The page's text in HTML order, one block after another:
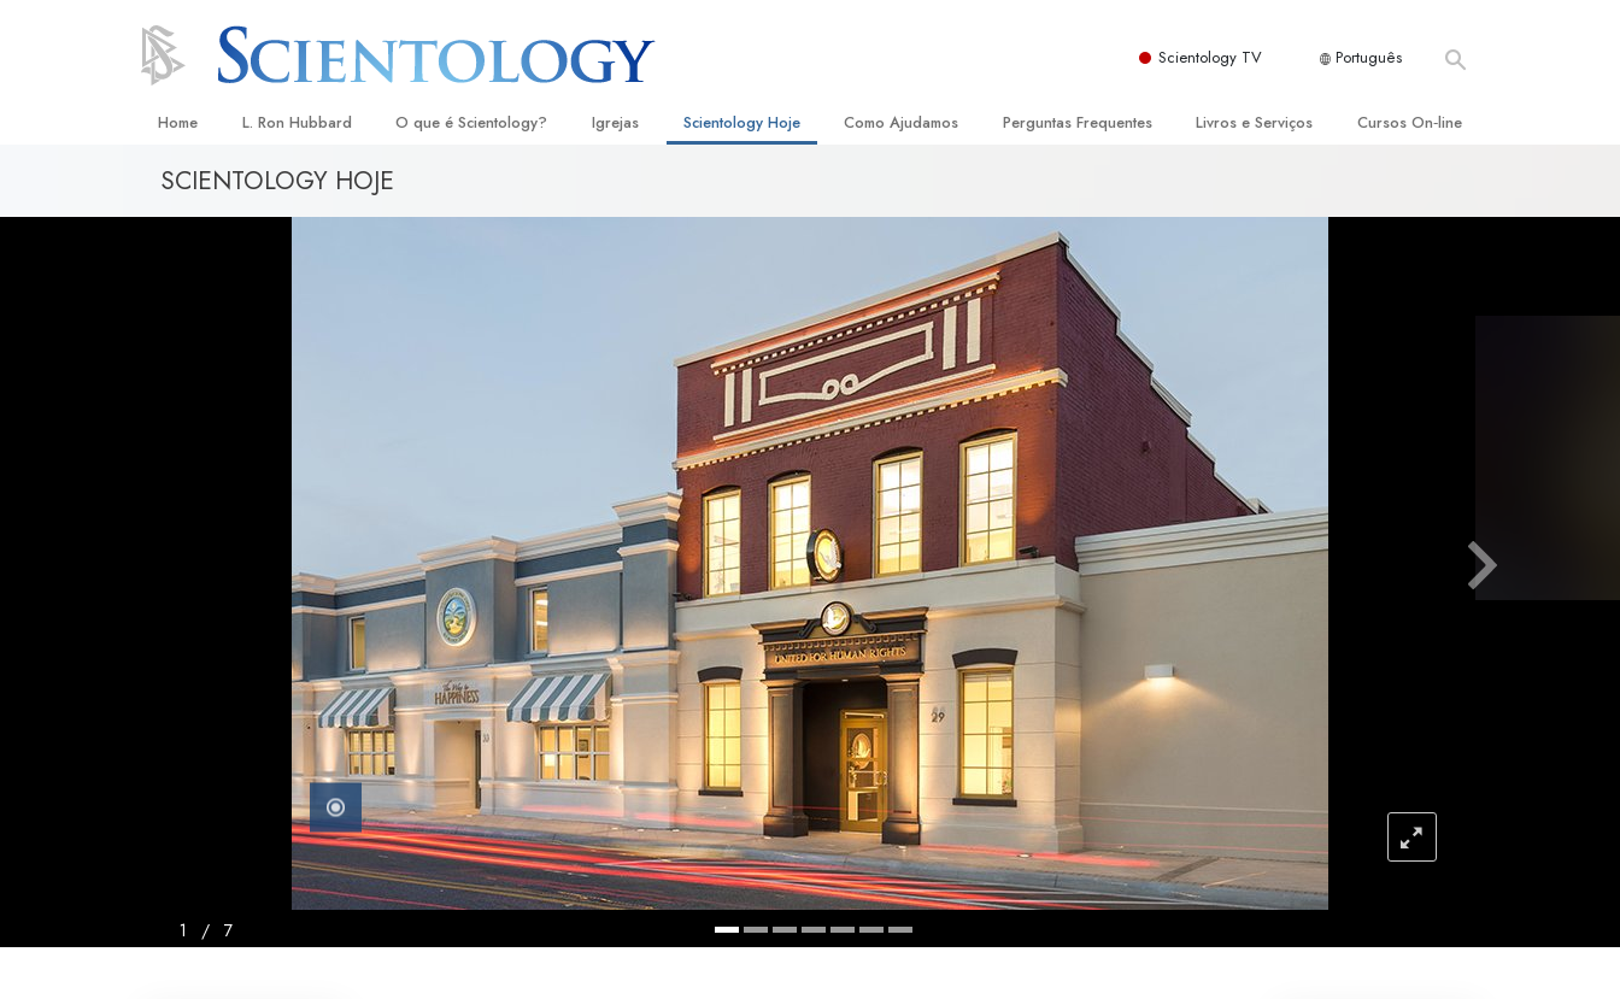
Scientology TV Português
Home L. Ron Hubbard O que é Scientology?
Amor e Ódio –
O que é a Grandeza?
Igrejas
A levar Scientology ao Mundo
Scientology Hoje
David Miscavige — Líder Eclesiástico
Como Ajudamos
Criminon
Narconon
A Verdade sobre as Drogas
Unidos para os Direitos Humanos
Comissão dos Cidadãos para os
Direitos Humanos
Ministros Voluntários de Scientology
Perguntas Frequentes
Dentro duma Igreja
A Organização de Scientology
Livros e Serviços
Audiolivros
Conferências Introdutórias
Filmes Introdutórios
Serviços Introdutórios
Cursos On‑line
Casamento
A Escala de Tom Emocional
Respostas às Drogas
Ética e as Condições
Investigações
Bases da Organização
Fundamentos das Relações Públicas
Metas e Objetivos
SCIENTOLOGY HOJE
1 / 7